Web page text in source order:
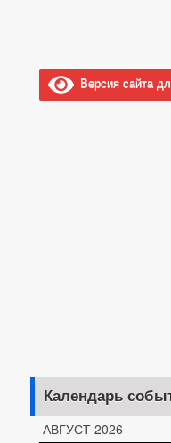
Версия сайта
Календарь
АВГУСТ 2026